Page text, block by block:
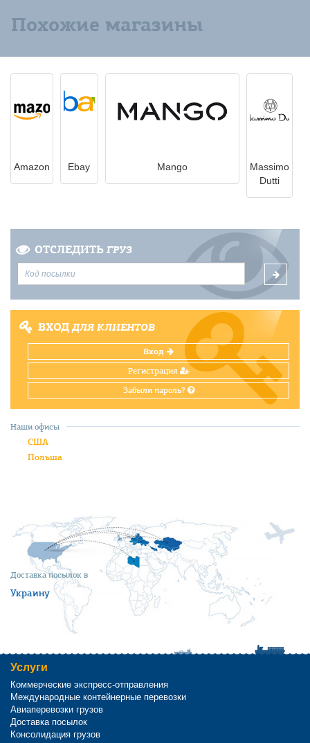
Похожие магазины
Amazon Ebay Mango
Massimo
Dutti
ОТСЛЕДИТЬ ГРУЗ
ВХОДДЛЯ КЛИЕНТОВ
Вход
Регистрация
Забыли пароль?
Доставка посылок в
Украину
Наши офисы
США
Польша
Услуги
Коммерческие экспресс-отправления
Международные контейнерные перевозки
Авиаперевозки грузов
Доставка посылок
Консолидация грузов